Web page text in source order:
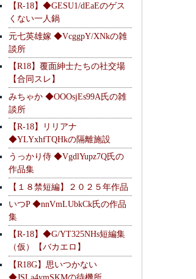
【R-18】◆GESU1/dEaEのゲス
くない一人鍋
元七英雄嫁 ◆VcggpY/XNkの雑
談所
【R18】覆面紳士たちの社交場
【合同スレ】
みちゃか ◆OOOsjEs99A氏の雑
談所
【R-18】リリアナ
◆YLYxhfTQHkの隔離施設
うっかり侍 ◆VgdlYupz7Q氏の
作品集
【１８禁短編】２０２５年作品
いつP ◆nnVmLUbkCk氏の作品
集
【R-18】◆G/YT325NHs短編集
（仮）【バカエロ】
【R18G】思いつかない
◆JSLa4ymSKMの待機所